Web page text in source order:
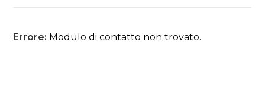
Errore: Modulo di contatto non trovato.